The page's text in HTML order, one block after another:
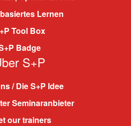
Lernen
Tool Box
Badge
S+P
/ Die S+P Idee
Seminaranbieter
our trainers